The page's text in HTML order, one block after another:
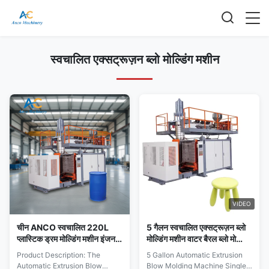
स्वचालित एक्सट्रूज़न ब्लो मोल्डिंग मशीन
चीन ANCO स्वचालित 220L
प्लास्टिक ड्रम मोल्डिंग मशीन इंजन
असर Mitsubishi पीएलसी
148kW मोटर पीई/पीपी/एचडीपीई/
Product Description: The
Automatic Extrusion Blow
VIDEO
5 गैलन स्वचालित एक्सट्रूज़न ब्लो
मोल्डिंग मशीन वाटर बैरल ब्लो मोल्डिंग
मशीन सिंगल स्टेशन
5 Gallon Automatic Extrusion
Blow Molding Machine Single